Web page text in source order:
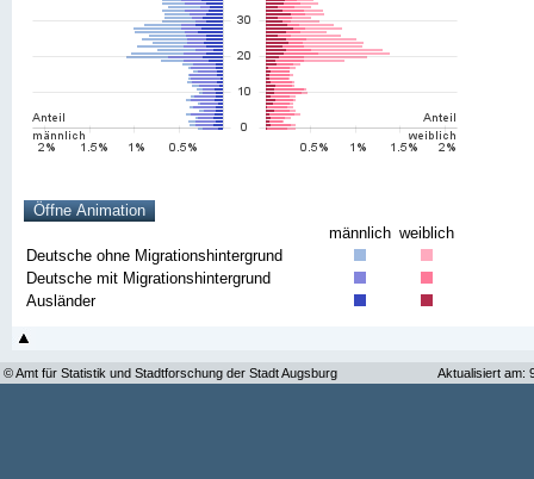
männlich weiblich
Deutsche ohne Migrationshintergrund
Deutsche mit Migrationshintergrund
Ausländer
© Amt für Statistik und Stadtforschung der Stadt Augsburg Aktualisiert am: